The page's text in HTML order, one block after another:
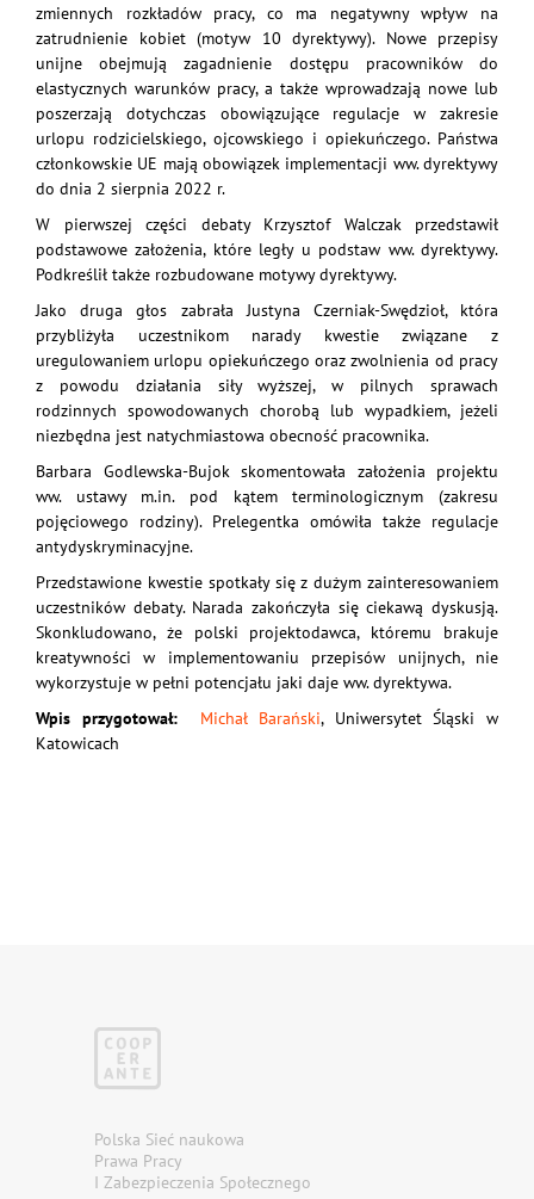
zmiennych rozkładów pracy, co ma negatywny wpływ na
zatrudnienie kobiet (motyw 10 dyrektywy). Nowe przepisy
unijne obejmują zagadnienie dostępu pracowników do
elastycznych warunków pracy, a także wprowadzają nowe lub
poszerzają dotychczas obowiązujące regulacje w zakresie
urlopu rodzicielskiego, ojcowskiego i opiekuńczego. Państwa
członkowskie UE mają obowiązek implementacji ww. dyrektywy
do dnia 2 sierpnia 2022 r.
W pierwszej części debaty Krzysztof Walczak przedstawił
podstawowe założenia, które legły u podstaw ww. dyrektywy.
Podkreślił także rozbudowane motywy dyrektywy.
Jako druga głos zabrała Justyna Czerniak-Swędzioł, która
przybliżyła uczestnikom narady kwestie związane z
uregulowaniem urlopu opiekuńczego oraz zwolnienia od pracy
z powodu działania siły wyższej, w pilnych sprawach
rodzinnych spowodowanych chorobą lub wypadkiem, jeżeli
niezbędna jest natychmiastowa obecność pracownika.
Barbara Godlewska-Bujok skomentowała założenia projektu
ww. ustawy m.in. pod kątem terminologicznym (zakresu
pojęciowego rodziny). Prelegentka omówiła także regulacje
antydyskryminacyjne.
Przedstawione kwestie spotkały się z dużym zainteresowaniem
uczestników debaty. Narada zakończyła się ciekawą dyskusją.
Skonkludowano, że polski projektodawca, któremu brakuje
kreatywności w implementowaniu przepisów unijnych, nie
wykorzystuje w pełni potencjału jaki daje ww. dyrektywa.
Wpis przygotował:
Michał Barański, Uniwersytet Śląski w
Katowicach
Polska Sieć naukowa
Prawa Pracy
I Zabezpieczenia Społecznego